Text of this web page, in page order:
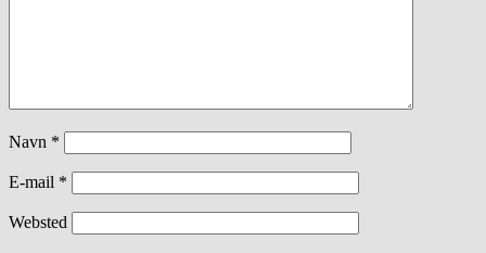
Navn *
E-mail *
Websted